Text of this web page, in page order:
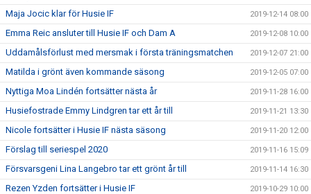
Maja Jocic klar för Husie IF 2019-12-14 08:00
Emma Reic ansluter till Husie IF och Dam A 2019-12-08 10:00
Uddamålsförlust med mersmak i första träningsmatchen 2019-12-07 21:00
Matilda i grönt även kommande säsong 2019-12-05 07:00
Nyttiga Moa Lindén fortsätter nästa år 2019-11-28 16:00
Husiefostrade Emmy Lindgren tar ett år till 2019-11-21 13:30
Nicole fortsätter i Husie IF nästa säsong 2019-11-20 12:00
Förslag till seriespel 2020 2019-11-16 15:09
Försvarsgeni Lina Langebro tar ett grönt år till 2019-11-14 16:30
Rezen Yzden fortsätter i Husie IF 2019-10-29 10:00